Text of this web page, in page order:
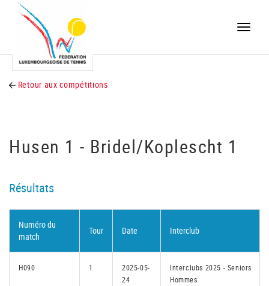
Toggle
Retour aux compétitions
Husen 1 - Bridel/Koplescht 1
Résultats
Numéro du
match
Tour Date Interclub
H090 1
2025-05-
24
Interclubs 2025 - Seniors
Hommes